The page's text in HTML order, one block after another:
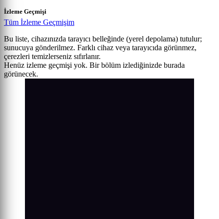
İzleme Geçmişi
Tüm İzleme Geçmişim
Bu liste, cihazınızda tarayıcı belleğinde (yerel depolama) tutulur;
sunucuya gönderilmez. Farklı cihaz veya tarayıcıda görünmez,
çerezleri temizlerseniz sıfırlanır.
Henüz izleme geçmişi yok. Bir bölüm izlediğinizde burada
görünecek.